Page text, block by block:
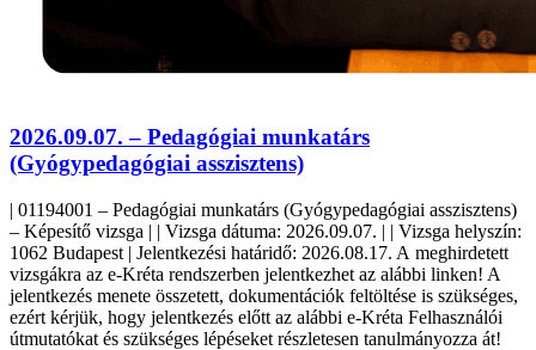
2026.09.07. – Pedagógiai munkatárs
(Gyógypedagógiai asszisztens)
| 01194001 – Pedagógiai munkatárs (Gyógypedagógiai asszisztens)
– Képesítő vizsga | | Vizsga dátuma: 2026.09.07. | | Vizsga helyszín:
1062 Budapest | Jelentkezési határidő: 2026.08.17. A meghirdetett
vizsgákra az e-Kréta rendszerben jelentkezhet az alábbi linken! A
jelentkezés menete összetett, dokumentációk feltöltése is szükséges,
ezért kérjük, hogy jelentkezés előtt az alábbi e-Kréta Felhasználói
útmutatókat és szükséges lépéseket részletesen tanulmányozza át!